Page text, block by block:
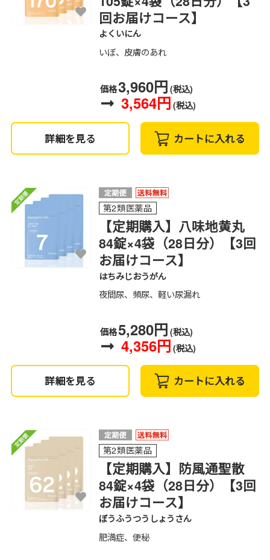
回お届けコース】
よくいにん
いぼ、皮膚のあれ
価格3,960円 (税込)
3,564円 (税込)
詳細を見る カートに入れる
第2類医薬品
【定期購入】八味地黄丸
84錠×4袋（28日分）【3回
お届けコース】
はちみじおうがん
夜間尿、頻尿、軽い尿漏れ
価格5,280円 (税込)
4,356円 (税込)
詳細を見る カートに入れる
第2類医薬品
【定期購入】防風通聖散
84錠×4袋（28日分）【3回
お届けコース】
ぼうふうつうしょうさん
肥満症、便秘